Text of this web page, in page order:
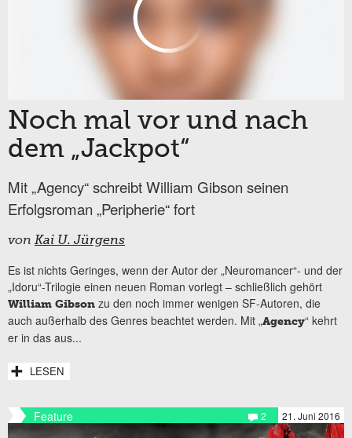
Noch mal vor und nach
dem „Jackpot“
Mit „Agency“ schreibt William Gibson seinen
Erfolgsroman „Peripherie“ fort
von Kai U. Jürgens
Es ist nichts Geringes, wenn der Autor der „Neuromancer“- und der
„Idoru“-Trilogie einen neuen Roman vorlegt – schließlich gehört
William Gibson zu den noch immer wenigen SF-Autoren, die
auch außerhalb des Genres beachtet werden. Mit „Agency“ kehrt
er in das aus...
LESEN
Feature 21. Juni 2016
2